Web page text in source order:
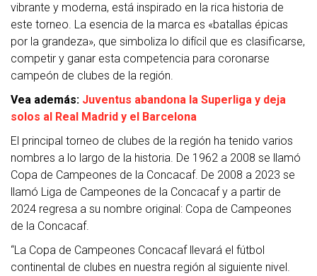
vibrante y moderna, está inspirado en la rica historia de
este torneo. La esencia de la marca es «batallas épicas
por la grandeza», que simboliza lo difícil que es clasificarse,
competir y ganar esta competencia para coronarse
campeón de clubes de la región.
Vea además: Juventus abandona la Superliga y deja
solos al Real Madrid y el Barcelona
El principal torneo de clubes de la región ha tenido varios
nombres a lo largo de la historia. De 1962 a 2008 se llamó
Copa de Campeones de la Concacaf. De 2008 a 2023 se
llamó Liga de Campeones de la Concacaf y a partir de
2024 regresa a su nombre original: Copa de Campeones
de la Concacaf.
“La Copa de Campeones Concacaf llevará el fútbol
continental de clubes en nuestra región al siguiente nivel.